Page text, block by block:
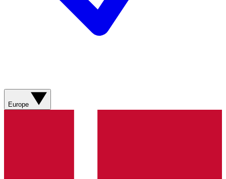
Europe